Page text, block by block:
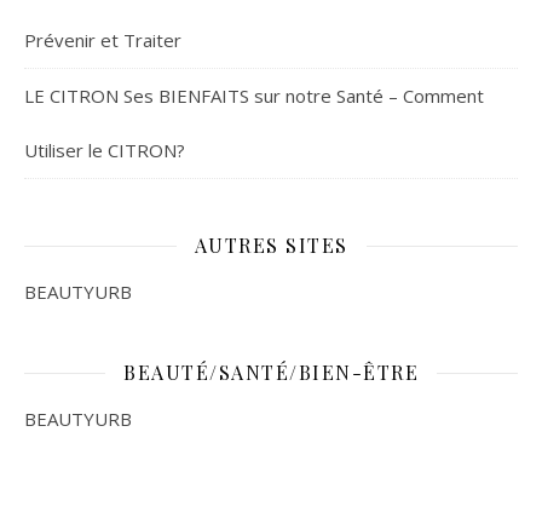
Prévenir et Traiter
LE CITRON Ses BIENFAITS sur notre Santé – Comment
Utiliser le CITRON?
AUTRES SITES
BEAUTYURB
BEAUTÉ/SANTÉ/BIEN-ÊTRE
BEAUTYURB